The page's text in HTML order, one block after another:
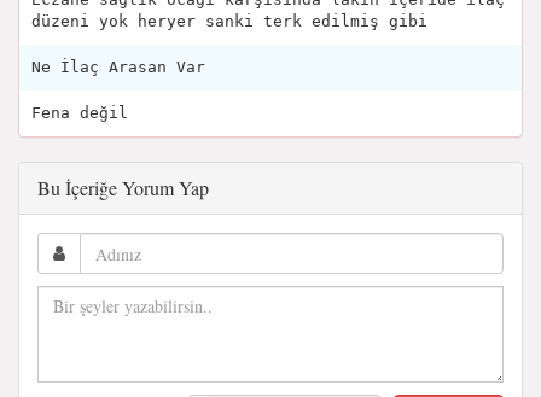
düzeni yok heryer sanki terk edilmiş gibi
Ne İlaç Arasan Var
Fena değil
Bu İçeriğe Yorum Yap